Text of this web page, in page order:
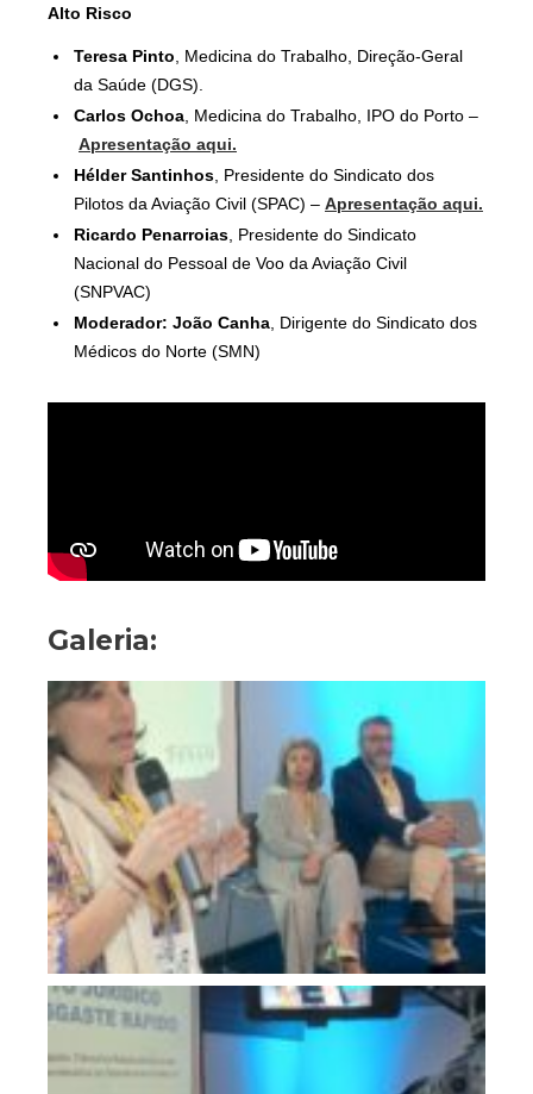
Alto Risco
Teresa Pinto, Medicina do Trabalho, Direção-Geral
da Saúde (DGS).
Carlos Ochoa, Medicina do Trabalho, IPO do Porto –
Apresentação aqui.
Hélder Santinhos, Presidente do Sindicato dos
Pilotos da Aviação Civil (SPAC) – Apresentação aqui.
Ricardo Penarroias, Presidente do Sindicato
Nacional do Pessoal de Voo da Aviação Civil
(SNPVAC)
Moderador: João Canha, Dirigente do Sindicato dos
Médicos do Norte (SMN)
Galeria: